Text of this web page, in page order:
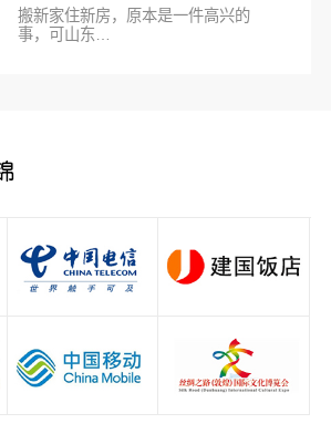
搬新家住新房，原本是一件高兴的
事，可山东…